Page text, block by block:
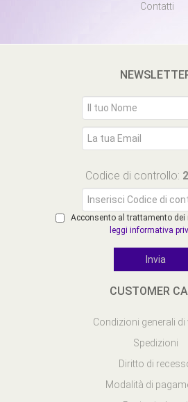
Contatti
Codice di controllo:
Acconsento al trattamento dei
leggi informativa
CUSTOMER
Condizioni generali di
Spedizioni
Diritto di
Modalità di